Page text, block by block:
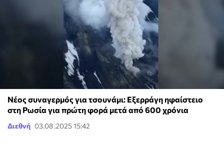
Νέος συναγερμός για τσουνάμι: Εξερράγη ηφαίστειο
στη Ρωσία για πρώτη φορά μετά από 600 χρόνια
Διεθνή 03.08.2025 15:42